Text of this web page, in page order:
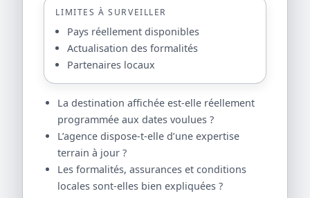
LIMITES À SURVEILLER
Pays réellement disponibles
Actualisation des formalités
Partenaires locaux
La destination affichée est-elle réellement
programmée aux dates voulues ?
L’agence dispose-t-elle d’une expertise
terrain à jour ?
Les formalités, assurances et conditions
locales sont-elles bien expliquées ?